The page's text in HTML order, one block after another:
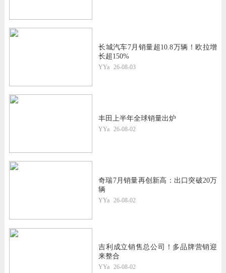
长城汽车7月销量超10.8万辆！欧拉增
长超150%
YYa 26-08-03
丰田上半年全球销量出炉
YYa 26-08-02
奇瑞7月销量再创新高：出口突破20万
辆
YYa 26-08-02
吉利成立销售总公司！多品牌营销迎
来整合
YYa 26-08-02